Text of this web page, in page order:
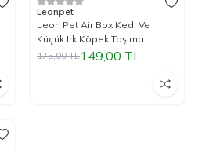
%15İndirim
Leonpet
Leon Pet Air Box Kedi Ve
Küçük Irk Köpek Taşıma
Çantası 26X42X26Cm (Gri)
175,00TL149,00 TL